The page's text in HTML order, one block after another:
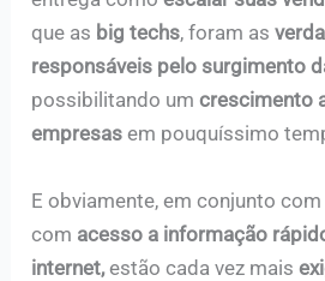
que as big techs, foram as
responsáveis pelo surgimento
possibilitando umcrescimento
empresas em pouquíssimo
E obviamente, em conjunto
com acesso a informação
internet,estão cada vez mais